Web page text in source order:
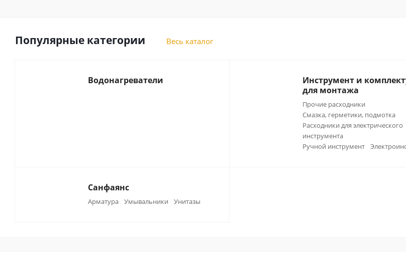
Популярные категории Весь каталог
Водонагреватели
Инструмент и
для монтажа
Прочие расходники
Смазка, герметики, подмотка
Расходники для электрического
инструмента
Ручной инструмент
Санфаянс
Арматура Умывальники Унитазы